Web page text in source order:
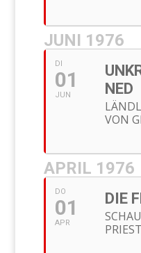
JUNI 1976
DI
01
JUN
NED
VON
APRIL 1976
DO
01
APR
DIE